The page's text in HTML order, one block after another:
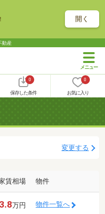
開く
動産
0
保存した条件
0
お気に入り
変更する
賃相場 物件
3.8万円 物件一覧へ